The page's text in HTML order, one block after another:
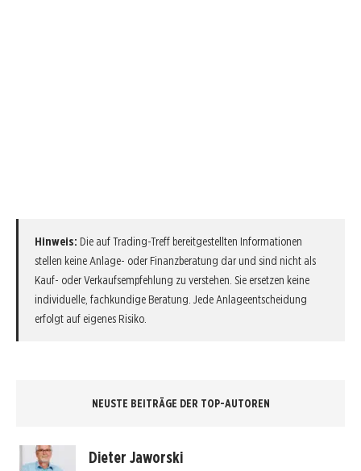
Hinweis: Die auf Trading-Treff bereitgestellten Informationen
stellen keine Anlage- oder Finanzberatung dar und sind nicht als
Kauf- oder Verkaufsempfehlung zu verstehen. Sie ersetzen keine
individuelle, fachkundige Beratung. Jede Anlageentscheidung
erfolgt auf eigenes Risiko.
NEUSTE BEITRÄGE DER TOP-AUTOREN
Dieter Jaworski